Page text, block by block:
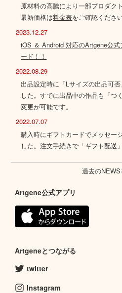
原材料の高騰により一部プロダク
最新価格は料金表をご確認ください
2023.12.27
iOS ＆ Android 対応のArtgene公
ード！！
2022.08.29
出品設定時に「Lサイズの出品可
した。すでに出品中の作品も「つ
変更が可能です。
2022.07.07
購入時にギフトカードでメッセー
した。注文手続きで「ギフト配送
過去の
Artgene公式アプリ
Artgeneとつながる
twitter
Instagram